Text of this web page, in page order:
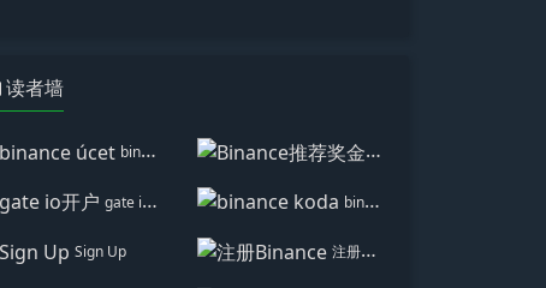
读者墙
binance úcet Binance推荐奖金
gate io开户 binance koda
Sign Up 注册Binance